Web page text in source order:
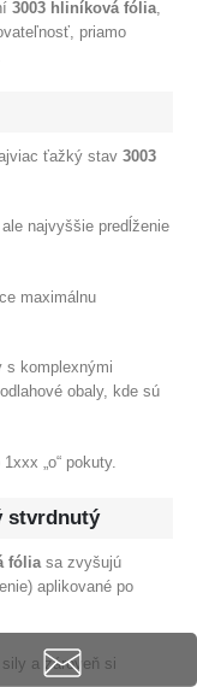
3003 hliníková fólia,
priamo
ťažký stav 3003
najvyššie predĺženie
maximálnu
s komplexnými
obaly, kde sú
„o“ pokuty.
stvrdnutý
fólia sa zvyšujú
aplikované po
a zároveň si